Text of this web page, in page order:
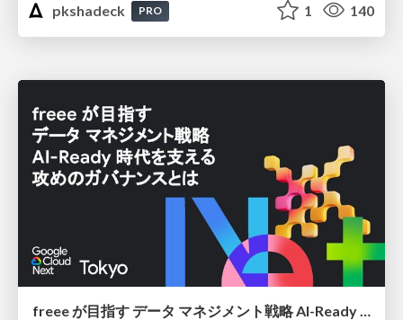
pkshadeck
PRO 1 140
freee が目指す データ マネジメント戦略 AI-Ready 時代を支える 攻めのガバナンスとは